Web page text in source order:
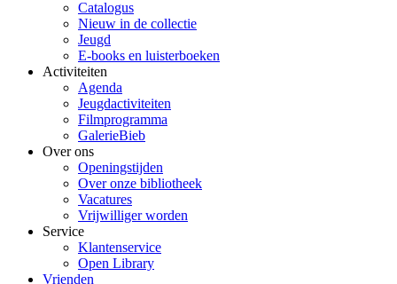
Catalogus
Nieuw in de collectie
Jeugd
E-books en luisterboeken
Activiteiten
Agenda
Jeugdactiviteiten
Filmprogramma
GalerieBieb
Over ons
Openingstijden
Over onze bibliotheek
Vacatures
Vrijwilliger worden
Service
Klantenservice
Open Library
Vrienden